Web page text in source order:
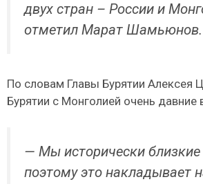
двух стран – России и
отметил Марат Шамьюнов.
По словам Главы Бурятии Алексея
Бурятии с Монголией очень
— Мы исторически
поэтому это накладывает